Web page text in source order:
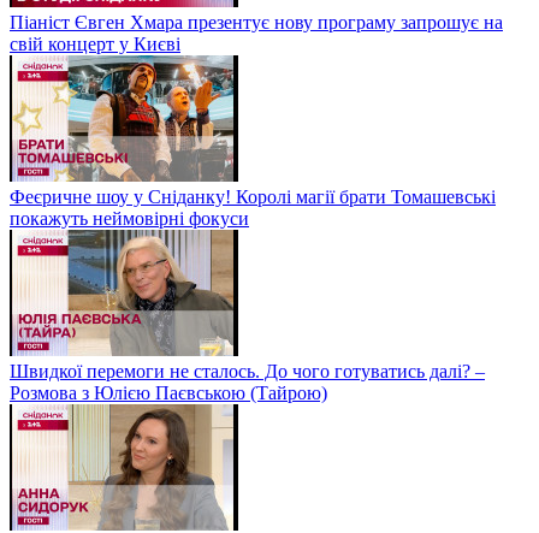
Піаніст Євген Хмара презентує нову програму запрошує на
свій концерт у Києві
Феєричне шоу у Сніданку! Королі магії брати Томашевські
покажуть неймовірні фокуси
Швидкої перемоги не сталось. До чого готуватись далі? –
Розмова з Юлією Паєвською (Тайрою)